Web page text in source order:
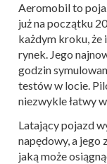
Aeromobil to
już na początku
każdym kroku,
rynek. Jego
godzin
testów w locie.
niezwykle łatwy
Latający pojazd
napędowy, a jego
jaką może